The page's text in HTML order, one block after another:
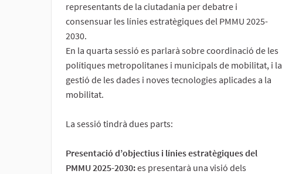
representants de la ciutadania per debatre i
consensuar les línies estratègiques del PMMU 2025-
2030.
En la quarta sessió es parlarà sobre coordinació de les
polítiques metropolitanes i municipals de mobilitat, i la
gestió de les dades i noves tecnologies aplicades a la
mobilitat.
La sessió tindrà dues parts:
Presentació d’objectius i línies estratègiques del
PMMU 2025-2030:es presentarà una visió dels